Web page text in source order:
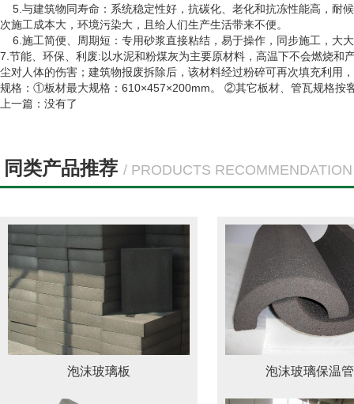
5.与建筑物同寿命：系统稳定性好，抗碳化、老化和抗冻性能高，耐
次施工成本大，环境污染大，且给人们生产生活带来不便。
6.施工简便、周期短：专用砂浆直接粘结，易于操作，同步施工，大
7.节能、环保、利废:以水泥和粉煤灰为主要原材料，高温下不会燃烧
尘对人体的伤害；建筑物报废拆除后，该材料经过粉碎可再次填充利用
规格： ①板材最大规格：610×457×200mm。 ②其它板材、管瓦规格按
上一篇：没有了
同类产品推荐 / PRODUCTS RECOMMENDATION
泡沫玻璃板 泡沫玻璃保温